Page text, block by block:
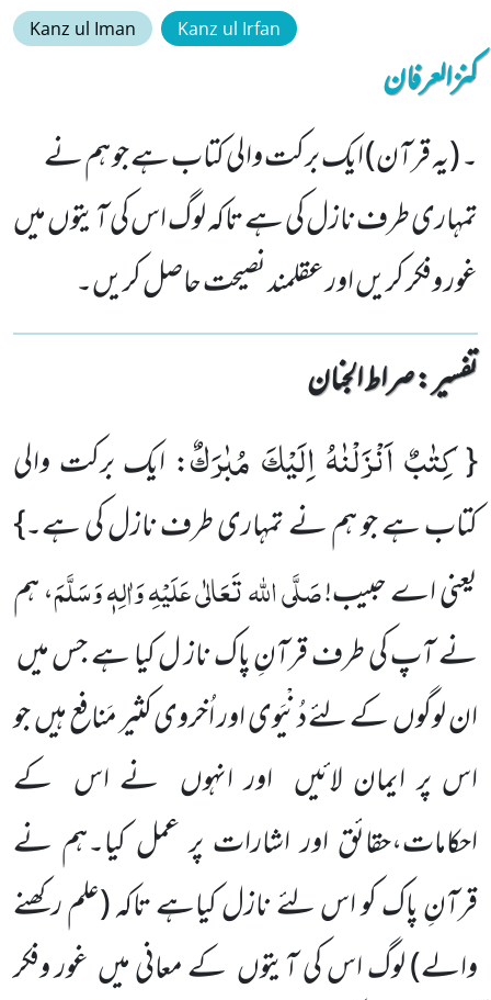
Kanz ul Iman Kanz ul Irfan
کنزالعرفان
۔ (یہ قرآن) ایک برکت والی کتاب ہے جو ہم نے
تمہاری طرف نازل کی ہے تاکہ لوگ اس کی آیتوں میں
غور وفکر کریں اور عقلمند نصیحت حاصل کریں۔
تفسیر : ‎صراط الجنان
{كِتٰبٌ اَنْزَلْنٰهُ اِلَیْكَ مُبٰرَكٌ: ایک برکت والی
کتاب ہے جو ہم نے تمہاری طرف نازل کی ہے۔}
یعنی اے حبیب!صَلَّی اللہ تَعَالٰی عَلَیْہِ وَاٰلِہٖ وَسَلَّمَ، ہم
نے آپ کی طرف قرآنِ پاک ناز ل کیا ہے جس میں
ان لوگوں کے لئے دُنْیَوی اور اُخروی کثیر مَنافع ہیں جو
اس پر ایمان لائیں اور انہوں نے اس کے
احکامات،حقائق اور اشارات پر عمل کیا۔ہم نے
قرآنِ پاک کو اس لئے نازل کیاہے تاکہ (علم رکھنے
والے) لوگ اس کی آیتوں کے معانی میں غور وفکر